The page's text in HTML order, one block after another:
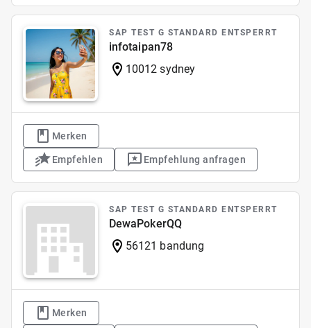
SAP TEST G STANDARD ENTSPERRT
infotaipan78
10012 sydney
Merken
Empfehlen Empfehlung anfragen
SAP TEST G STANDARD ENTSPERRT
DewaPokerQQ
56121 bandung
Merken